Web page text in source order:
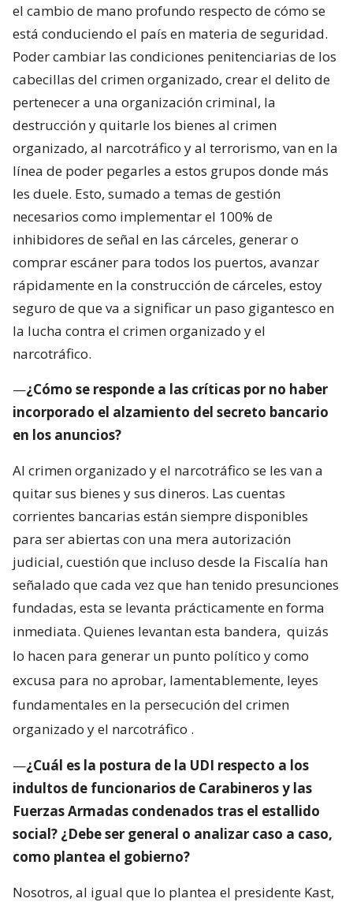
el cambio de mano profundo respecto de cómo se
está conduciendo el país en materia de seguridad.
Poder cambiar las condiciones penitenciarias de los
cabecillas del crimen organizado, crear el delito de
pertenecer a una organización criminal, la
destrucción y quitarle los bienes al crimen
organizado, al narcotráfico y al terrorismo, van en la
línea de poder pegarles a estos grupos donde más
les duele. Esto, sumado a temas de gestión
necesarios como implementar el 100% de
inhibidores de señal en las cárceles, generar o
comprar escáner para todos los puertos, avanzar
rápidamente en la construcción de cárceles, estoy
seguro de que va a significar un paso gigantesco en
la lucha contra el crimen organizado y el
narcotráfico.
—¿Cómo se responde a las críticas por no haber
incorporado el alzamiento del secreto bancario
en los anuncios?
Al crimen organizado y el narcotráfico se les van a
quitar sus bienes y sus dineros. Las cuentas
corrientes bancarias están siempre disponibles
para ser abiertas con una mera autorización
judicial, cuestión que incluso desde la Fiscalía han
señalado que cada vez que han tenido presunciones
fundadas, esta se levanta prácticamente en forma
inmediata. Quienes levantan esta bandera, quizás
lo hacen para generar un punto político y como
excusa para no aprobar, lamentablemente, leyes
fundamentales en la persecución del crimen
organizado y el narcotráfico .
—¿Cuál es la postura de la UDI respecto a los
indultos de funcionarios de Carabineros y las
Fuerzas Armadas condenados tras el estallido
social? ¿Debe ser general o analizar caso a caso,
como plantea el gobierno?
Nosotros, al igual que lo plantea el presidente Kast,